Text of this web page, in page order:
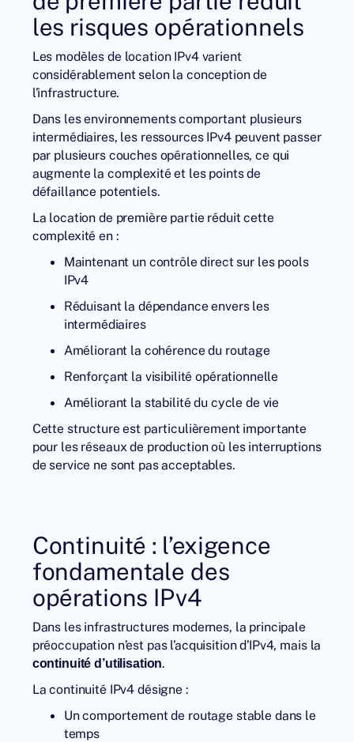
les risques opérationnels
Les modèles de location IPv4 varient
considérablement selon la conception de
l’infrastructure.
Dans les environnements comportant plusieurs
intermédiaires, les ressources IPv4 peuvent passer
par plusieurs couches opérationnelles, ce qui
augmente la complexité et les points de
défaillance potentiels.
La location de première partie réduit cette
complexité en :
Maintenant un contrôle direct sur les pools
IPv4
Réduisant la dépendance envers les
intermédiaires
Améliorant la cohérence du routage
Renforçant la visibilité opérationnelle
Améliorant la stabilité du cycle de vie
Cette structure est particulièrement importante
pour les réseaux de production où les interruptions
de service ne sont pas acceptables.
Continuité : l’exigence
fondamentale des
opérations IPv4
Dans les infrastructures modernes, la principale
préoccupation n’est pas l’acquisition d’IPv4, mais la
continuité d’utilisation.
La continuité IPv4 désigne :
Un comportement de routage stable dans le
temps